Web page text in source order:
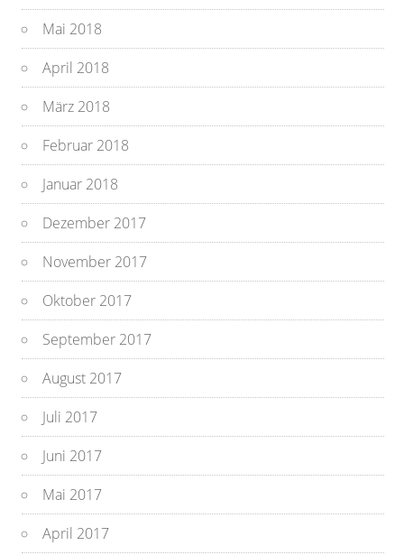
Mai 2018
April 2018
März 2018
Februar 2018
Januar 2018
Dezember 2017
November 2017
Oktober 2017
September 2017
August 2017
Juli 2017
Juni 2017
Mai 2017
April 2017